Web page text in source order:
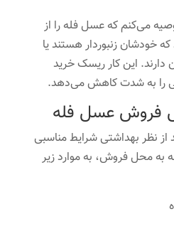
می‌کنم که عسل فله را از
خودشان زنبوردار هستند یا
دارند. این کار ریسک خرید
را به شدت کاهش می‌دهد.
فروش عسل فله
نظر بهداشتی شرایط مناسبی
به محل فروش، به موارد زیر